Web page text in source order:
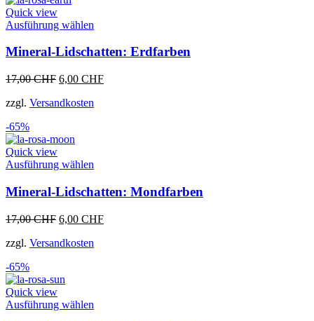
Quick view
Ausführung wählen
weist
Varianten
auf.
werden
Mineral-Lidschatten: Erdfarben
17,00CHF Ursprünglicher
war:
6,00 CHFAktueller
zzgl. Versandkosten
-65%
Quick view
Ausführung wählen
weist
mehrere
Varianten
auf.
Optionen
Mineral-Lidschatten: Mondfarben
17,00CHF Ursprünglicher
war:
6,00 CHFAktueller
zzgl. Versandkosten
-65%
Quick view
Ausführung wählen